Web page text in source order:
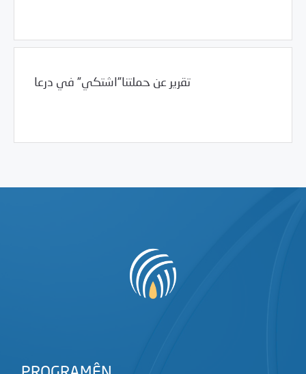
تقرير عن حملتنا”اشتكي” في درعا